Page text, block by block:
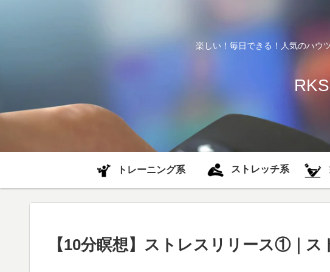
楽しい！毎日できる！人気のハウ
トレーニング系 ストレッチ系
【10分瞑想】ストレスリリース①｜ス